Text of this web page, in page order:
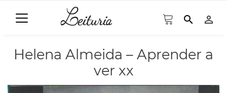
search person_outline
Helena Almeida – Aprender a
ver xx